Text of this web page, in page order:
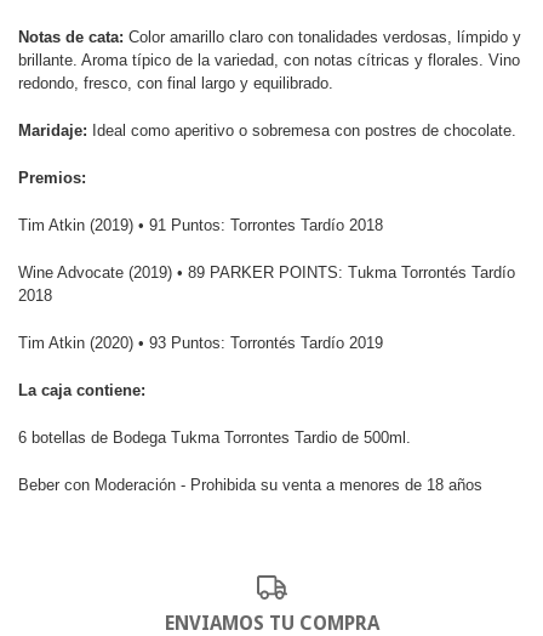
Notas de cata: Color amarillo claro con tonalidades verdosas, límpido y
brillante. Aroma típico de la variedad, con notas cítricas y florales. Vino
redondo, fresco, con final largo y equilibrado.
Maridaje: Ideal como aperitivo o sobremesa con postres de chocolate.
Premios:
Tim Atkin (2019) • 91 Puntos: Torrontes Tardío 2018
Wine Advocate (2019) • 89 PARKER POINTS: Tukma Torrontés Tardío
2018
Tim Atkin (2020) • 93 Puntos: Torrontés Tardío 2019
La caja contiene:
6 botellas de Bodega Tukma Torrontes Tardio de 500ml.
Beber con Moderación - Prohibida su venta a menores de 18 años
ENVIAMOS TU COMPRA